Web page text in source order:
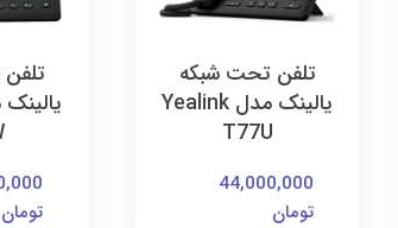
تلفن تحت شبکه
یالینک مدل Yealink
T77U
44,000,000
تومان
تومان